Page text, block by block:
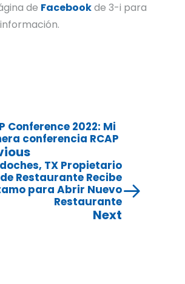
de Facebookde 3-i para
Conference 2022: Mi
conferencia RCAP
TX Propietario
de Restaurante Recibe
para Abrir Nuevo
Restaurante
Next